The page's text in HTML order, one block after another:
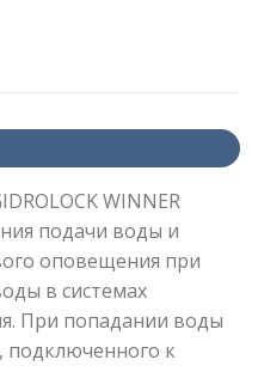
WINNER
подачи воды и
оповещения при
в системах
При попадании воды
подключенного к